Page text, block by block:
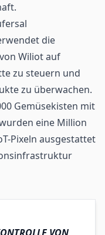
.
die
Wiliot auf
zu steuern und
zu überwachen.
Gemüsekisten mit
eine Million
Pixeln ausgestattet